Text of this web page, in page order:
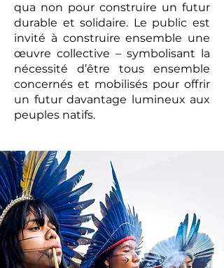
qua non pour construire un futur
durable et solidaire. Le public est
invité à construire ensemble une
œuvre collective – symbolisant la
nécessité d’être tous ensemble
concernés et mobilisés pour offrir
un futur davantage lumineux aux
peuples natifs.